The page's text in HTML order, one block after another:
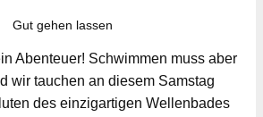
Gut gehen lassen
Abenteuer! Schwimmen muss aber
wir tauchen an diesem Samstag
des einzigartigen Wellenbades